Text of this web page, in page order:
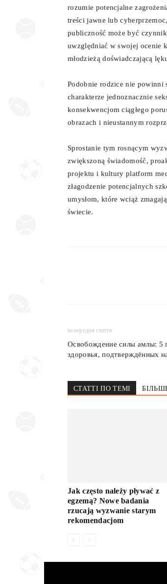
rozumie potencjalne
treści jawne lub
publiczność może być
uwzględniać w swojej ocenie
młodzieżą doświadczającą
Podobnie rodzice nie powinni
charakterze jednoznacznie
konsekwencjom ciągłego
obrazach i nieustannym
Sprostanie tym rosnącym
zwiększoną świadomość,
projektu i kultury platform
złagodzenie potencjalnych
umysłom, które wciąż
świecie.
попередня стаття
Освобождение силы амлы: 5
здоровья, подтверждённых
СТАТТІ ПО ТЕМІ
Jak często należy pływać z
egzemą? Nowe badania
rzucają wyzwanie starym
rekomendacjom